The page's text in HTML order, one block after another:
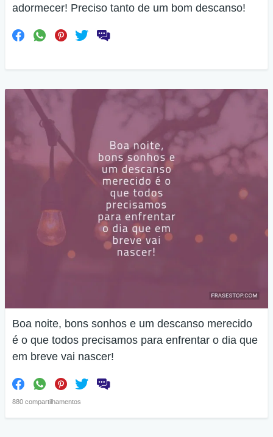
adormecer! Preciso tanto de um bom descanso!
Boa noite, bons sonhos e um descanso merecido
é o que todos precisamos para enfrentar o dia que
em breve vai nascer!
880 compartilhamentos